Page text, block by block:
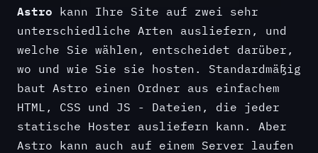
Astro kann Ihre Site auf zwei sehr
unterschiedliche Arten ausliefern, und
welche Sie wählen, entscheidet darüber,
wo und wie Sie sie hosten. Standardmäßig
baut Astro einen Ordner aus einfachem
HTML, CSS und JS - Dateien, die jeder
statische Hoster ausliefern kann. Aber
Astro kann auch auf einem Server laufen